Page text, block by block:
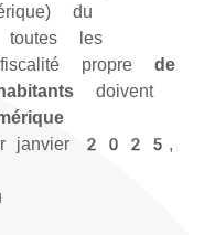
du
les
proprede
doivent
janvier 2025,